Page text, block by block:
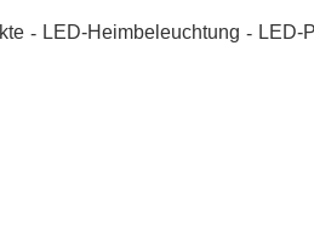
LED-Heimbeleuchtung LED-